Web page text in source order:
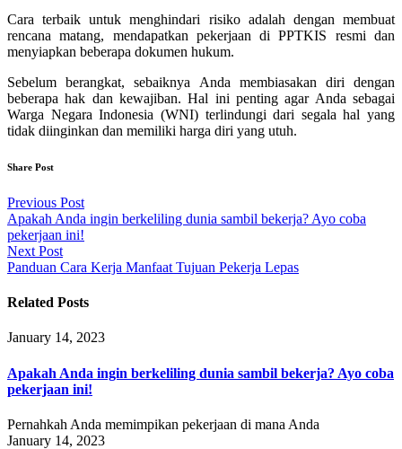
Cara terbaik untuk menghindari risiko adalah dengan membuat
rencana matang, mendapatkan pekerjaan di PPTKIS resmi dan
menyiapkan beberapa dokumen hukum.
Sebelum berangkat, sebaiknya Anda membiasakan diri dengan
beberapa hak dan kewajiban. Hal ini penting agar Anda sebagai
Warga Negara Indonesia (WNI) terlindungi dari segala hal yang
tidak diinginkan dan memiliki harga diri yang utuh.
Share Post
Post
navigation
Previous Post
Apakah Anda ingin berkeliling dunia sambil bekerja? Ayo coba
pekerjaan ini!
Next Post
Panduan Cara Kerja Manfaat Tujuan Pekerja Lepas
Related Posts
January 14, 2023
Apakah Anda ingin berkeliling dunia sambil bekerja? Ayo coba
pekerjaan ini!
Pernahkah Anda memimpikan pekerjaan di mana Anda
January 14, 2023